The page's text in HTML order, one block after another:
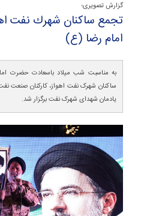
گزارش تصویری؛
تجمع ساكنان شهرك نفت
امام رضا (ع)
به مناسبت شب میلاد باسعادت حضرت
ساکنان شهرک نفت اهواز، کارکنان صنعت
یادمان شهدای شهرک نفت برگزار شد.